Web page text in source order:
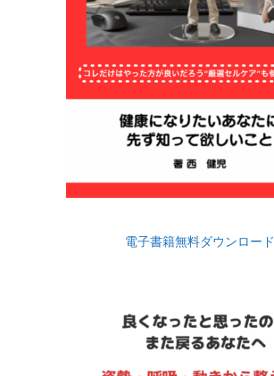
電子書籍無料ダウンロード